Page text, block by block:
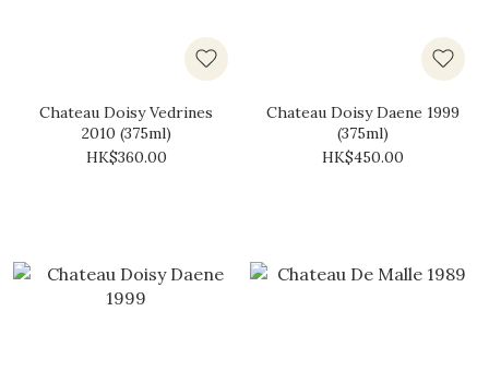
Chateau Doisy Vedrines
2010 (375ml)
HK$360.00
Chateau Doisy Daene 1999
(375ml)
HK$450.00